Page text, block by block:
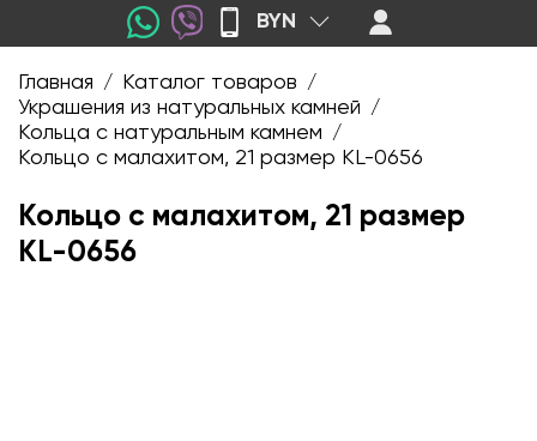
BYN
Главная / Каталог товаров /
Украшения из натуральных камней /
Кольца с натуральным камнем /
Кольцо с малахитом, 21 размер KL-0656
Кольцо с малахитом, 21 размер
KL-0656